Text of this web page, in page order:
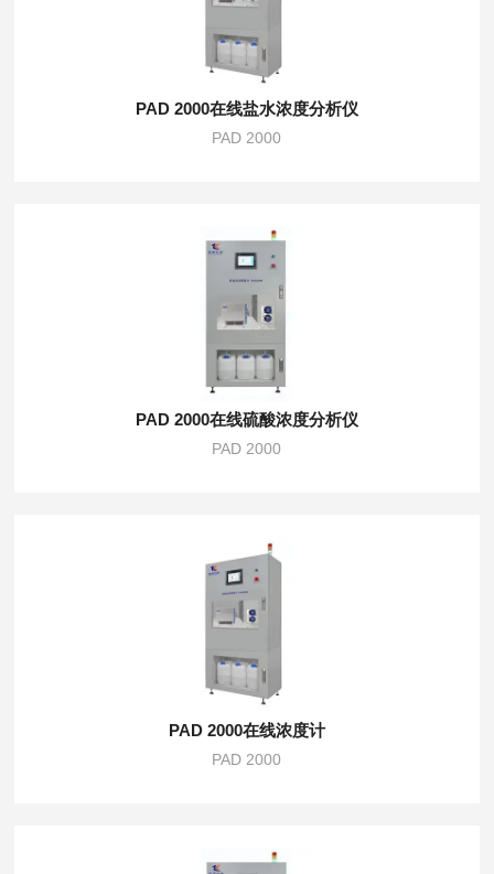
PAD 2000在线盐水浓度分析仪
PAD 2000
PAD 2000在线硫酸浓度分析仪
PAD 2000
PAD 2000在线浓度计
PAD 2000